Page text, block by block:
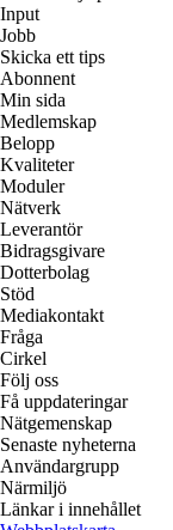
Input
Jobb
Skicka ett tips
Abonnent
Min sida
Medlemskap
Belopp
Kvaliteter
Moduler
Nätverk
Leverantör
Bidragsgivare
Dotterbolag
Stöd
Mediakontakt
Fråga
Cirkel
Följ oss
Få uppdateringar
Nätgemenskap
Senaste nyheterna
Användargrupp
Närmiljö
Länkar i innehållet